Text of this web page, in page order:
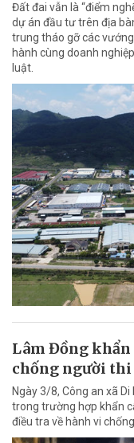
Đất đai vẫn là “điểm
dự án đầu tư trên địa
trung tháo gỡ các
hành cùng doanh
luật.
Lâm Đồng khẩn
chống người thi
Ngày 3/8, Công an xã
trong trường hợp khẩn
điều tra về hành vi